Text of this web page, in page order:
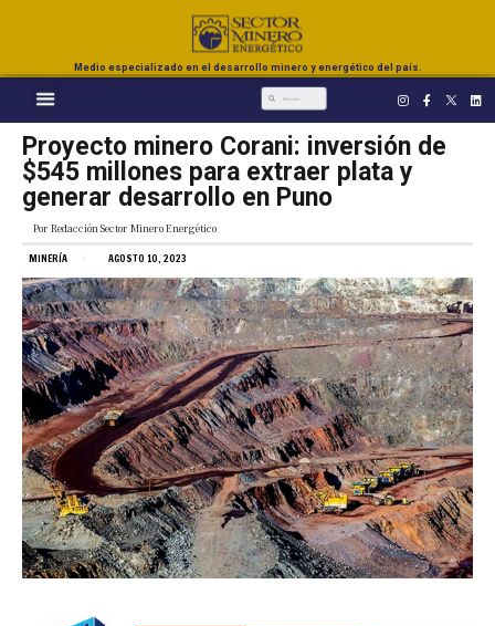
Medio especializado en el desarrollo minero y energético del país.
Proyecto minero Corani: inversión de
$545 millones para extraer plata y
generar desarrollo en Puno
Por Redacción Sector Minero Energético
MINERÍA AGOSTO 10, 2023